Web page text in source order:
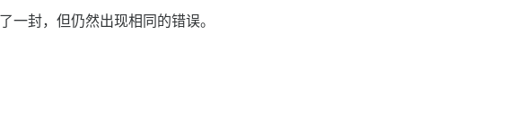
一封，但仍然出现相同的错误。